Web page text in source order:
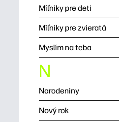
Míľniky pre deti
Míľniky pre zvieratá
Myslím na teba
N
Narodeniny
Nový rok